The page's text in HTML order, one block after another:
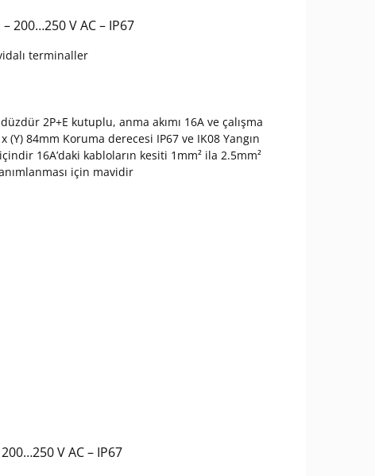
200…250 V AC – IP67
terminaller
2P+E kutuplu, anma akımı 16A ve çalışma
84mm Koruma derecesi IP67 ve IK08 Yangın
16A’daki kabloların kesiti 1mm² ila 2.5mm²
için mavidir
V AC – IP67